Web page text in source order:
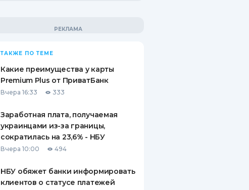
ТАКЖЕ ПО ТЕМЕ
Какие преимущества у карты
Premium Plus от ПриватБанк
Вчера 16:33 333
Заработная плата, получаемая
украинцами из-за границы,
сократилась на 23,6% - НБУ
Вчера 10:00 494
НБУ обяжет банки информировать
клиентов о статусе платежей